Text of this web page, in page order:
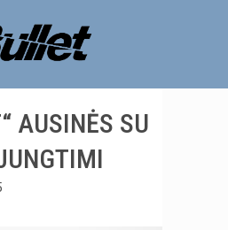
AUSINĖS SU